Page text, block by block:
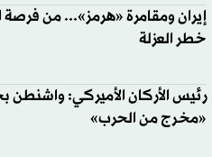
إيران ومقامرة «هرمز»... من فرصة
خطر العزلة
رئيس الأركان الأميركي: واشنطن
«مخرج من الحرب»